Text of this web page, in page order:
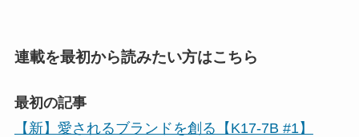
連載を最初から読みたい方はこちら
最初の記事
【新】愛されるブランドを創る【K17-7B #1】